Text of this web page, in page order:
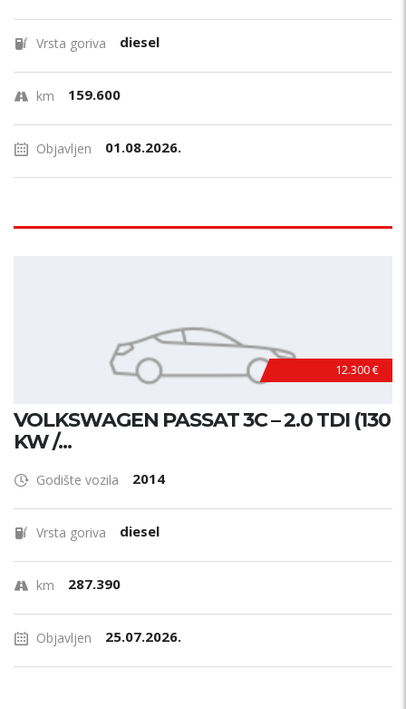
Vrsta goriva diesel
km 159.600
Objavljen 01.08.2026.
12.300 €
VOLKSWAGEN PASSAT 3C – 2.0 TDI (130
KW /...
Godište vozila 2014
Vrsta goriva diesel
km 287.390
Objavljen 25.07.2026.